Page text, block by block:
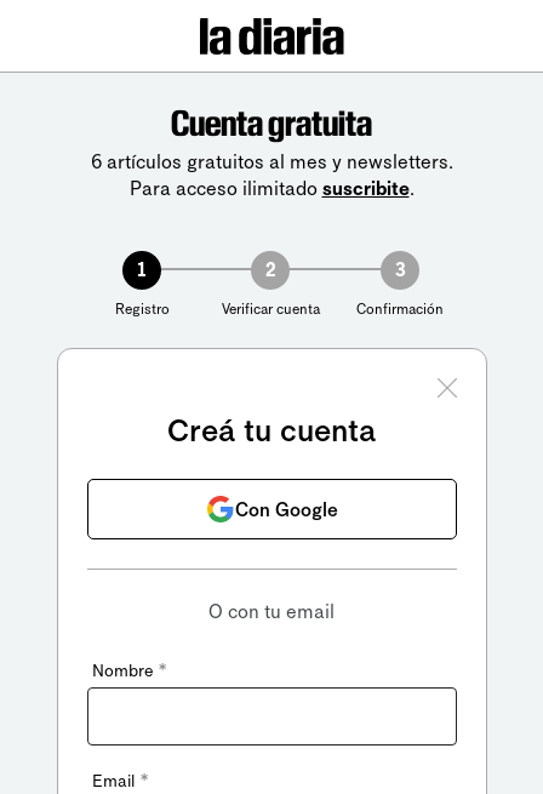
Cuenta gratuita
6 artículos gratuitos al mes y newsletters.
Para acceso ilimitado suscribite.
1
Registro
2
Verificar cuenta
3
Confirmación
Creá tu cuenta
Con Google
O con tu email
Nombre *
Email *